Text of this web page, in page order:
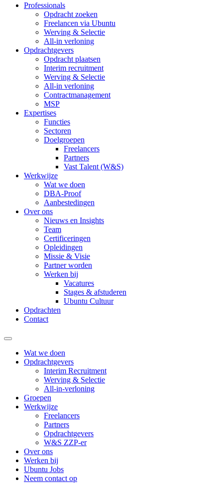
Professionals
Opdracht zoeken
Freelancen via Ubuntu
Werving & Selectie
All-in verloning
Opdrachtgevers
Opdracht plaatsen
Interim recruitment
Werving & Selectie
All-in verloning
Contractmanagement
MSP
Expertises
Functies
Sectoren
Doelgroepen
Freelancers
Partners
Vast Talent (W&S)
Werkwijze
Wat we doen
DBA-Proof
Aanbestedingen
Over ons
Nieuws en Insights
Team
Certificeringen
Opleidingen
Missie & Visie
Partner worden
Werken bij
Vacatures
Stages & afstuderen
Ubuntu Cultuur
Opdrachten
Contact
Wat we doen
Opdrachtgevers
Interim Recruitment
Werving & Selectie
All-in-verloning
Groepen
Werkwijze
Freelancers
Partners
Opdrachtgevers
W&S ZZP-er
Over ons
Werken bij
Ubuntu Jobs
Neem contact op